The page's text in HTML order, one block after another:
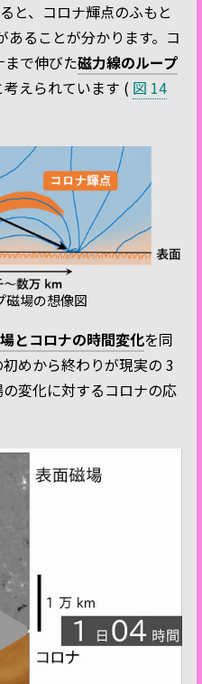
と、コロナ輝点のふもと
あることが分かります。コ
まで伸びた磁力線のループ
えられています ( 図 14
場の想像図
とコロナの時間変化を同
めから終わりが現実の 3
変化に対するコロナの応